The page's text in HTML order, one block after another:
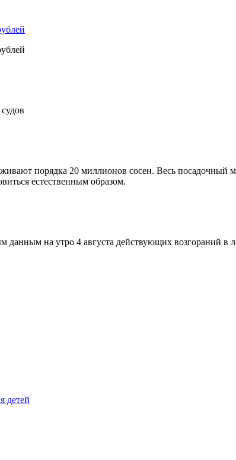
порядка 20 миллионов сосен. Весь посадочный
естественным образом.
данным на утро 4 августа действующих возгораний в
детей